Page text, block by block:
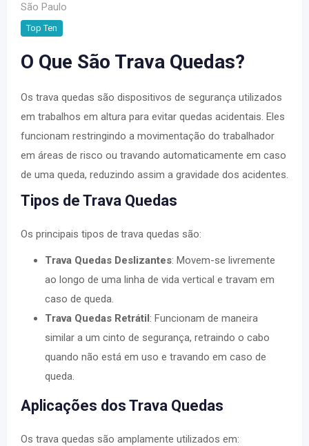
São Paulo
Top Ten
O Que São Trava Quedas?
Os trava quedas são dispositivos de segurança utilizados
em trabalhos em altura para evitar quedas acidentais. Eles
funcionam restringindo a movimentação do trabalhador
em áreas de risco ou travando automaticamente em caso
de uma queda, reduzindo assim a gravidade dos acidentes.
Tipos de Trava Quedas
Os principais tipos de trava quedas são:
Trava Quedas Deslizantes: Movem-se livremente
ao longo de uma linha de vida vertical e travam em
caso de queda.
Trava Quedas Retrátil: Funcionam de maneira
similar a um cinto de segurança, retraindo o cabo
quando não está em uso e travando em caso de
queda.
Aplicações dos Trava Quedas
Os trava quedas são amplamente utilizados em: